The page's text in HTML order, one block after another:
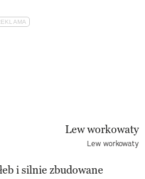
Lew workowaty
i silnie zbudowane